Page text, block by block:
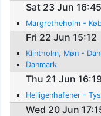
Sat 23 Jun 16:45
Margretheholm -
Fri 22 Jun 15:12
Klintholm, Møn -
Danmark
Thu 21 Jun
Heiligenhafener -
Wed 20 Jun